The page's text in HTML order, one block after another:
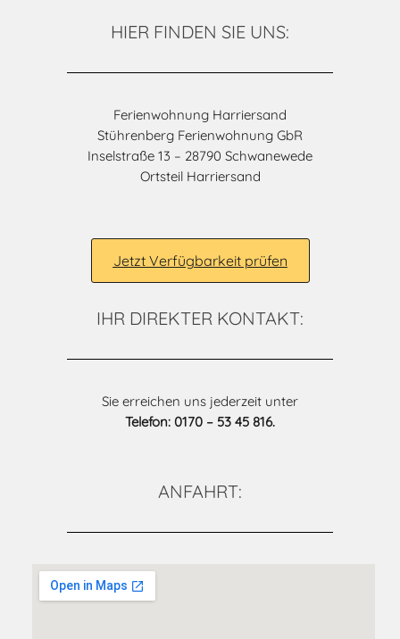
HIER FINDEN SIE UNS:
Ferienwohnung Harriersand
Stührenberg Ferienwohnung GbR
Inselstraße 13 – 28790 Schwanewede
Ortsteil Harriersand
Jetzt Verfügbarkeit prüfen
IHR DIREKTER KONTAKT:
Sie erreichen uns jederzeit unter
Telefon: 0170 – 53 45 816.
ANFAHRT: